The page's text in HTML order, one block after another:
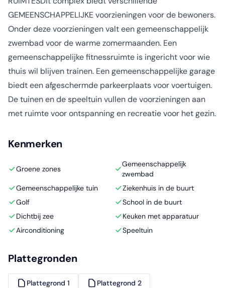
GEMEENSCHAPPELIJKE voorzieningen voor de bewoners.
Onder deze voorzieningen valt een gemeenschappelijk
zwembad voor de warme zomermaanden. Een
gemeenschappelijke fitnessruimte is ingericht voor wie
thuis wil blijven trainen. Een gemeenschappelijke garage
biedt een afgeschermde parkeerplaats voor voertuigen.
De tuinen en de speeltuin vullen de voorzieningen aan
met ruimte voor ontspanning en recreatie voor het gezin.
Kenmerken
Groene zones
Gemeenschappelijk
zwembad
Gemeenschappelijke tuin
Ziekenhuis in de buurt
Golf
School in de buurt
Dichtbij zee
Keuken met apparatuur
Airconditioning
Speeltuin
Plattegronden
Plattegrond 1 Plattegrond 2